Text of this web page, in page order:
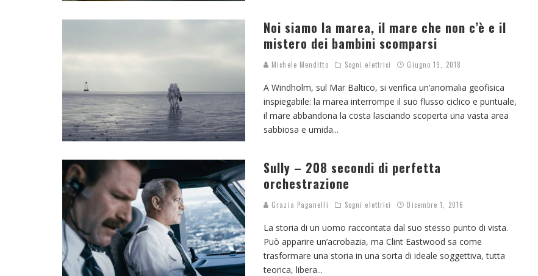
Noi siamo la marea, il mare che non c’è e il
mistero dei bambini scomparsi
Michele Menditto Sogni elettrici Giugno 19, 2018
A Windholm, sul Mar Baltico, si verifica un’anomalia geofisica
inspiegabile: la marea interrompe il suo flusso ciclico e puntuale,
il mare abbandona la costa lasciando scoperta una vasta area
sabbiosa e umida...
Sully – 208 secondi di perfetta
orchestrazione
Grazia Paganelli Sogni elettrici Dicembre 1, 2016
La storia di un uomo raccontata dal suo stesso punto di vista.
Può apparire un’acrobazia, ma Clint Eastwood sa come
trasformare una storia in una sorta di ideale soggettiva, tutta
teorica, libera...